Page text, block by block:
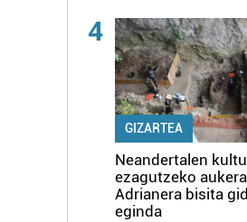
4
GIZARTEA
Neandertalen
ezagutzeko
Adrianera bisita
eginda